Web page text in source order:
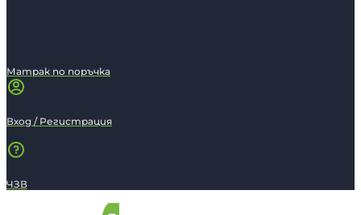
Матрак по поръчка
Вход / Регистрация
ЧЗВ